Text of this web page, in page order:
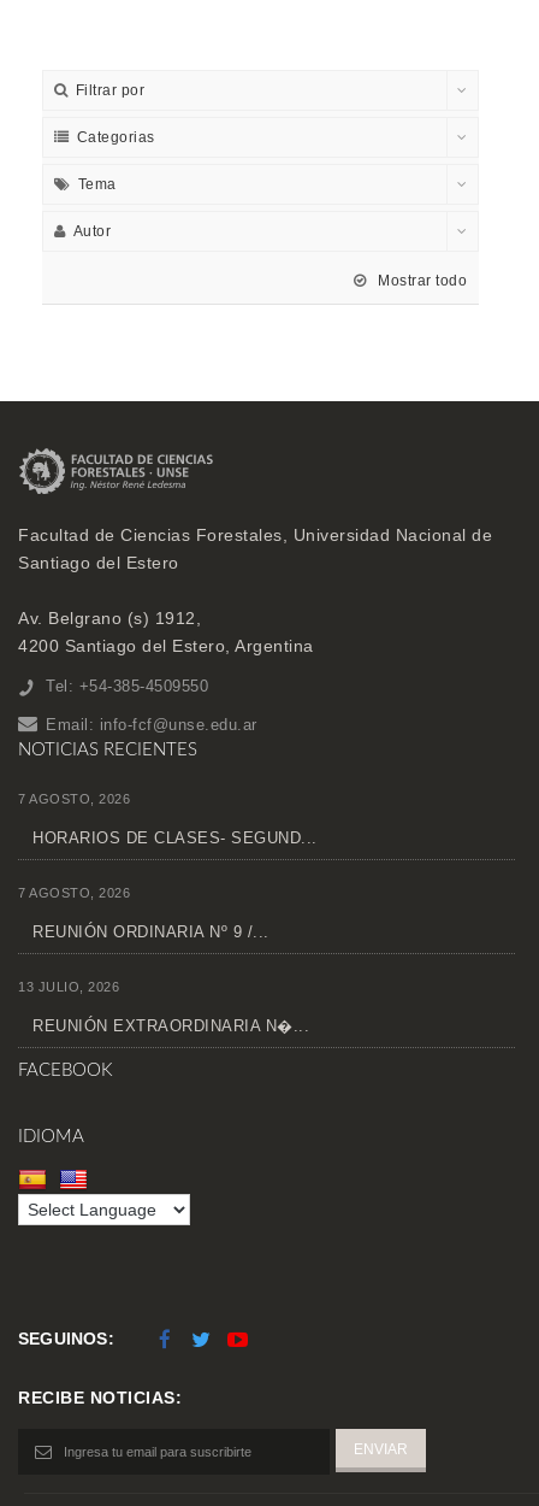
Filtrar por
Categorias
Tema
Autor
Mostrar todo
Facultad de Ciencias Forestales, Universidad Nacional de
Santiago del Estero
Av. Belgrano (s) 1912,
4200 Santiago del Estero, Argentina
Tel: +54-385-4509550
Email: info-fcf@unse.edu.ar
NOTICIAS RECIENTES
7 AGOSTO, 2026
HORARIOS DE CLASES- SEGUND...
7 AGOSTO, 2026
REUNIÓN ORDINARIA Nº 9 /...
13 JULIO, 2026
REUNIÓN EXTRAORDINARIA N�...
FACEBOOK
IDIOMA
SEGUINOS:
RECIBE NOTICIAS: